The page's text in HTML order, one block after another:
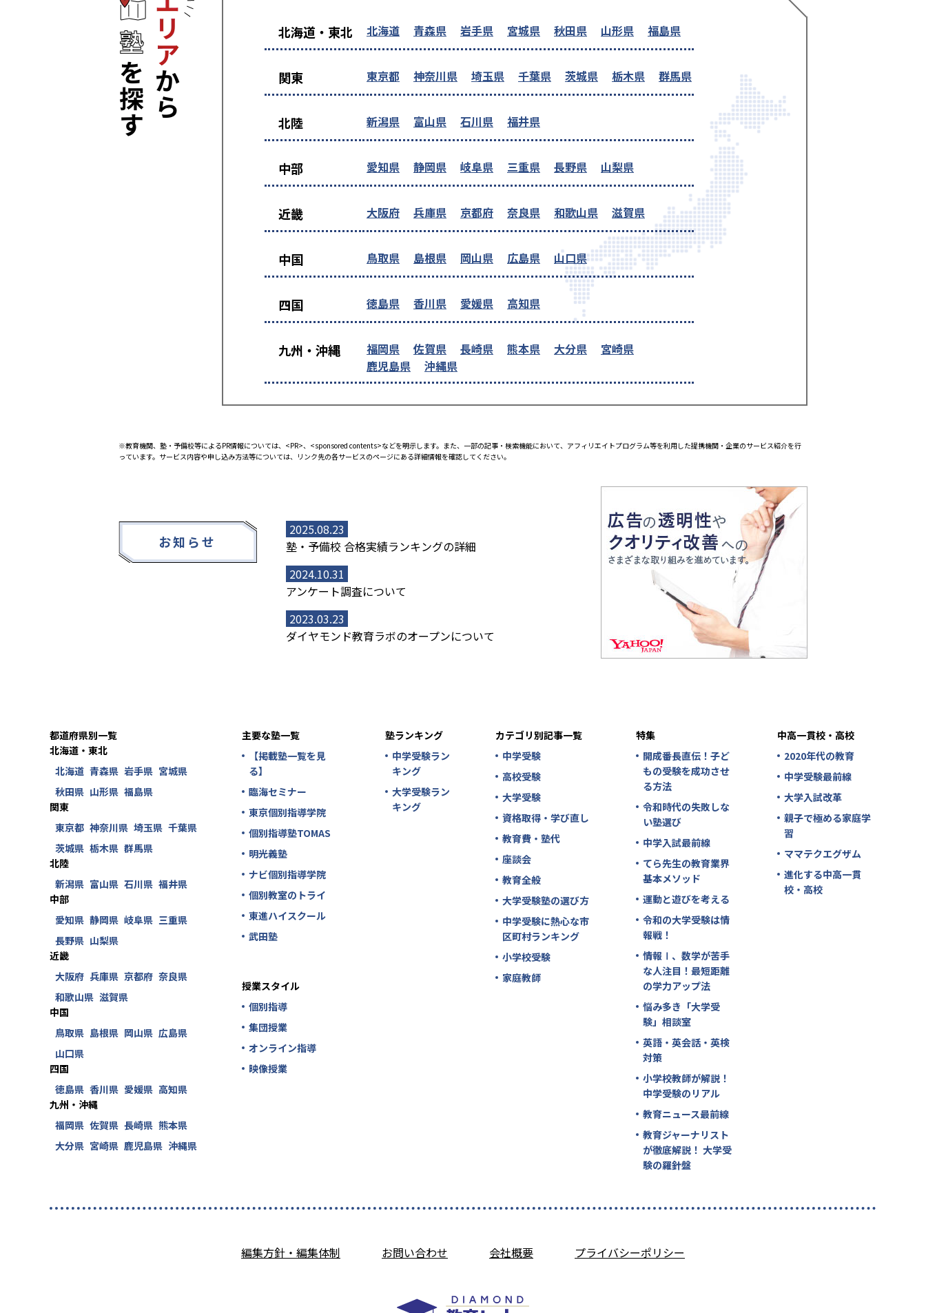
北海道・東北 北海道 青森県 岩手県 宮城県 秋田県 山形県 福島県
関東 東京都 神奈川県 埼玉県 千葉県 茨城県 栃木県 群馬県
北陸 新潟県 富山県 石川県 福井県
中部 愛知県 静岡県 岐阜県 三重県 長野県 山梨県
近畿 大阪府 兵庫県 京都府 奈良県 和歌山県 滋賀県
中国 鳥取県 島根県 岡山県 広島県 山口県
四国 徳島県 香川県 愛媛県 高知県
九州・沖縄 福岡県 佐賀県 長崎県 熊本県 大分県
宮崎県
鹿児島県
沖縄県
※教育機関、塾・予備校等によるPR情報については、<PR>、<sponsored contents>などを明示します。また、一部の記事・検索機能において、アフィリエイトプログラム等を利用した提携機関・企業のサービス紹介を行
っています。サービス内容や申し込み方法等については、リンク先の各サービスのページにある詳細情報を確認してください。
お知らせ
2025.08.23
塾・予備校 合格実績ランキングの詳細
2024.10.31
アンケート調査について
2023.03.23
ダイヤモンド教育ラボのオープンについて
都道府県別一覧
北海道・東北
北海道 青森県 岩手県 宮城県
秋田県 山形県 福島県
関東
東京都 神奈川県 埼玉県 千葉県
茨城県 栃木県 群馬県
北陸
新潟県 富山県 石川県 福井県
中部
愛知県 静岡県 岐阜県 三重県
長野県 山梨県
近畿
大阪府 兵庫県 京都府 奈良県
和歌山県 滋賀県
中国
鳥取県 島根県 岡山県 広島県
山口県
四国
徳島県 香川県 愛媛県 高知県
九州・沖縄
福岡県 佐賀県 長崎県 熊本県
大分県 宮崎県 鹿児島県 沖縄県
主要な塾一覧
【掲載塾一覧を見
る】
臨海セミナー
東京個別指導学院
個別指導塾TOMAS
明光義塾
ナビ個別指導学院
個別教室のトライ
東進ハイスクール
武田塾
授業スタイル
個別指導
集団授業
オンライン指導
映像授業
塾ランキング
中学受験ラン
キング
大学受験ラン
キング
カテゴリ別記事一覧
中学受験
高校受験
大学受験
資格取得・学び直し
教育費・塾代
座談会
教育全般
大学受験塾の選び方
中学受験に熱心な市
区町村ランキング
小学校受験
家庭教師
特集
開成番長直伝！子ど
もの受験を成功させ
る方法
令和時代の失敗しな
い塾選び
中学入試最前線
てら先生の教育業界
基本メソッド
運動と遊びを考える
令和の大学受験は情
報戦！
情報Ⅰ、数学が苦手
な人注目！最短距離
の学力アップ法
悩み多き「大学受
験」相談室
英語・英会話・英検
対策
小学校教師が解説！
中学受験のリアル
教育ニュース最前線
教育ジャーナリスト
が徹底解説！ 大学受
験の羅針盤
中高一貫校・高校
2020年代の教育
中学受験最前線
大学入試改革
親子で極める家庭学
習
ママテクエグザム
進化する中高一貫
校・高校
編集方針・編集体制 お問い合わせ 会社概要 プライバシーポリシー